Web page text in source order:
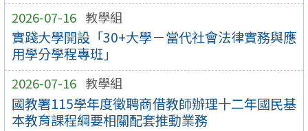
2026-07-16 教學組
實踐大學開設「30+大學－當代社會法律實務與應
用學分學程專班」
2026-07-16 教學組
國教署115學年度徵聘商借教師辦理十二年國民基
本教育課程綱要相關配套推動業務